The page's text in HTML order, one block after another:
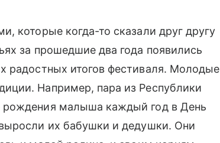
которые когда-то сказали друг другу
за прошедшие два года появились
радостных итогов фестиваля. Молодые
Например, пара из Республики
рождения малыша каждый год в День
их бабушки и дедушки. Они